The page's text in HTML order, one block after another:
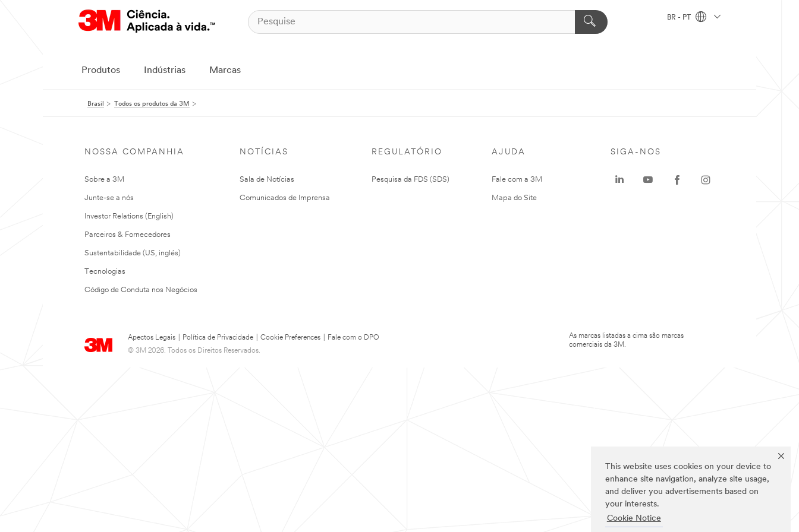
This website uses cookies on your device to
enhance site navigation, analyze site usage,
and deliver you advertisements based on
your interests.
Cookie Notice
BR - PT
Produtos Indústrias Marcas
Brasil Todos os produtos da 3M
NOSSA COMPANHIA
Sobre a 3M
Junte-se a nós
Investor Relations (English)
Parceiros & Fornecedores
Sustentabilidade (US, inglés)
Tecnologias
Código de Conduta nos Negócios
NOTÍCIAS
Sala de Notícias
Comunicados de Imprensa
REGULATÓRIO
Pesquisa da FDS (SDS)
AJUDA
Fale com a 3M
Mapa do Site
Apectos Legais Política de Privacidade Cookie Preferences
Fale com o DPO
© 3M 2026. Todos os Direitos Reservados.
SIGA-NOS
As marcas listadas a cima são marcas
comerciais da 3M.